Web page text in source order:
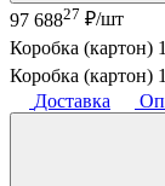
97 68827 ₽/шт
Коробка
Коробка
Доставка